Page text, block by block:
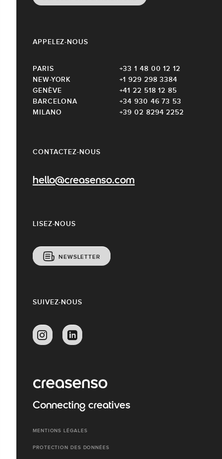
CONTACTEZ-NOUS
hello@creasenso.com
LISEZ-NOUS
NEWSLETTER
APPELEZ-NOUS
PARIS
+33 1 48 00 12 12
NEW-YORK
+1 929 298 3384
GENÈVE
+41 22 518 12 85
BARCELONA
+34 930 46 73 53
MILANO
+39 02 8294 2252
SUIVEZ-NOUS
Connecting creatives
MENTIONS LÉGALES
PROTECTION DES DONNÉES